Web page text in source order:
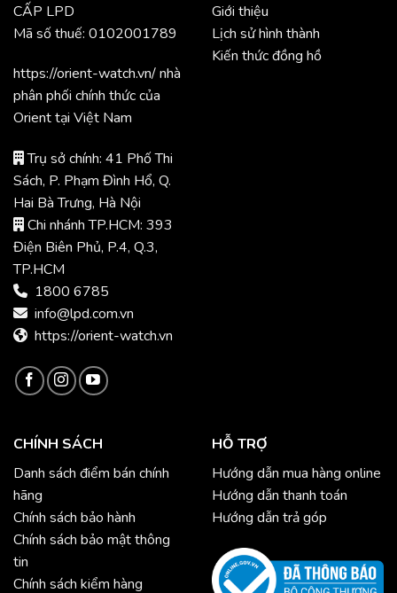
CẤP LPD
Mã số thuế: 0102001789
https://orient-watch.vn/ nhà
phân phối chính thức của
Orient tại Việt Nam
Trụ sở chính: 41 Phố Thi
Sách, P. Phạm Đình Hổ, Q.
Hai Bà Trưng, Hà Nội
Chi nhánh TP.HCM: 393
Điện Biên Phủ, P.4, Q.3,
TP.HCM
1800 6785
info@lpd.com.vn
https://orient-watch.vn
Giới thiệu
Lịch sử hình thành
Kiến thức đồng hồ
CHÍNH SÁCH
Danh sách điểm bán chính
hãng
Chính sách bảo hành
Chính sách bảo mật thông
tin
Chính sách kiểm hàng
HỖ TRỢ
Hướng dẫn mua hàng online
Hướng dẫn thanh toán
Hướng dẫn trả góp